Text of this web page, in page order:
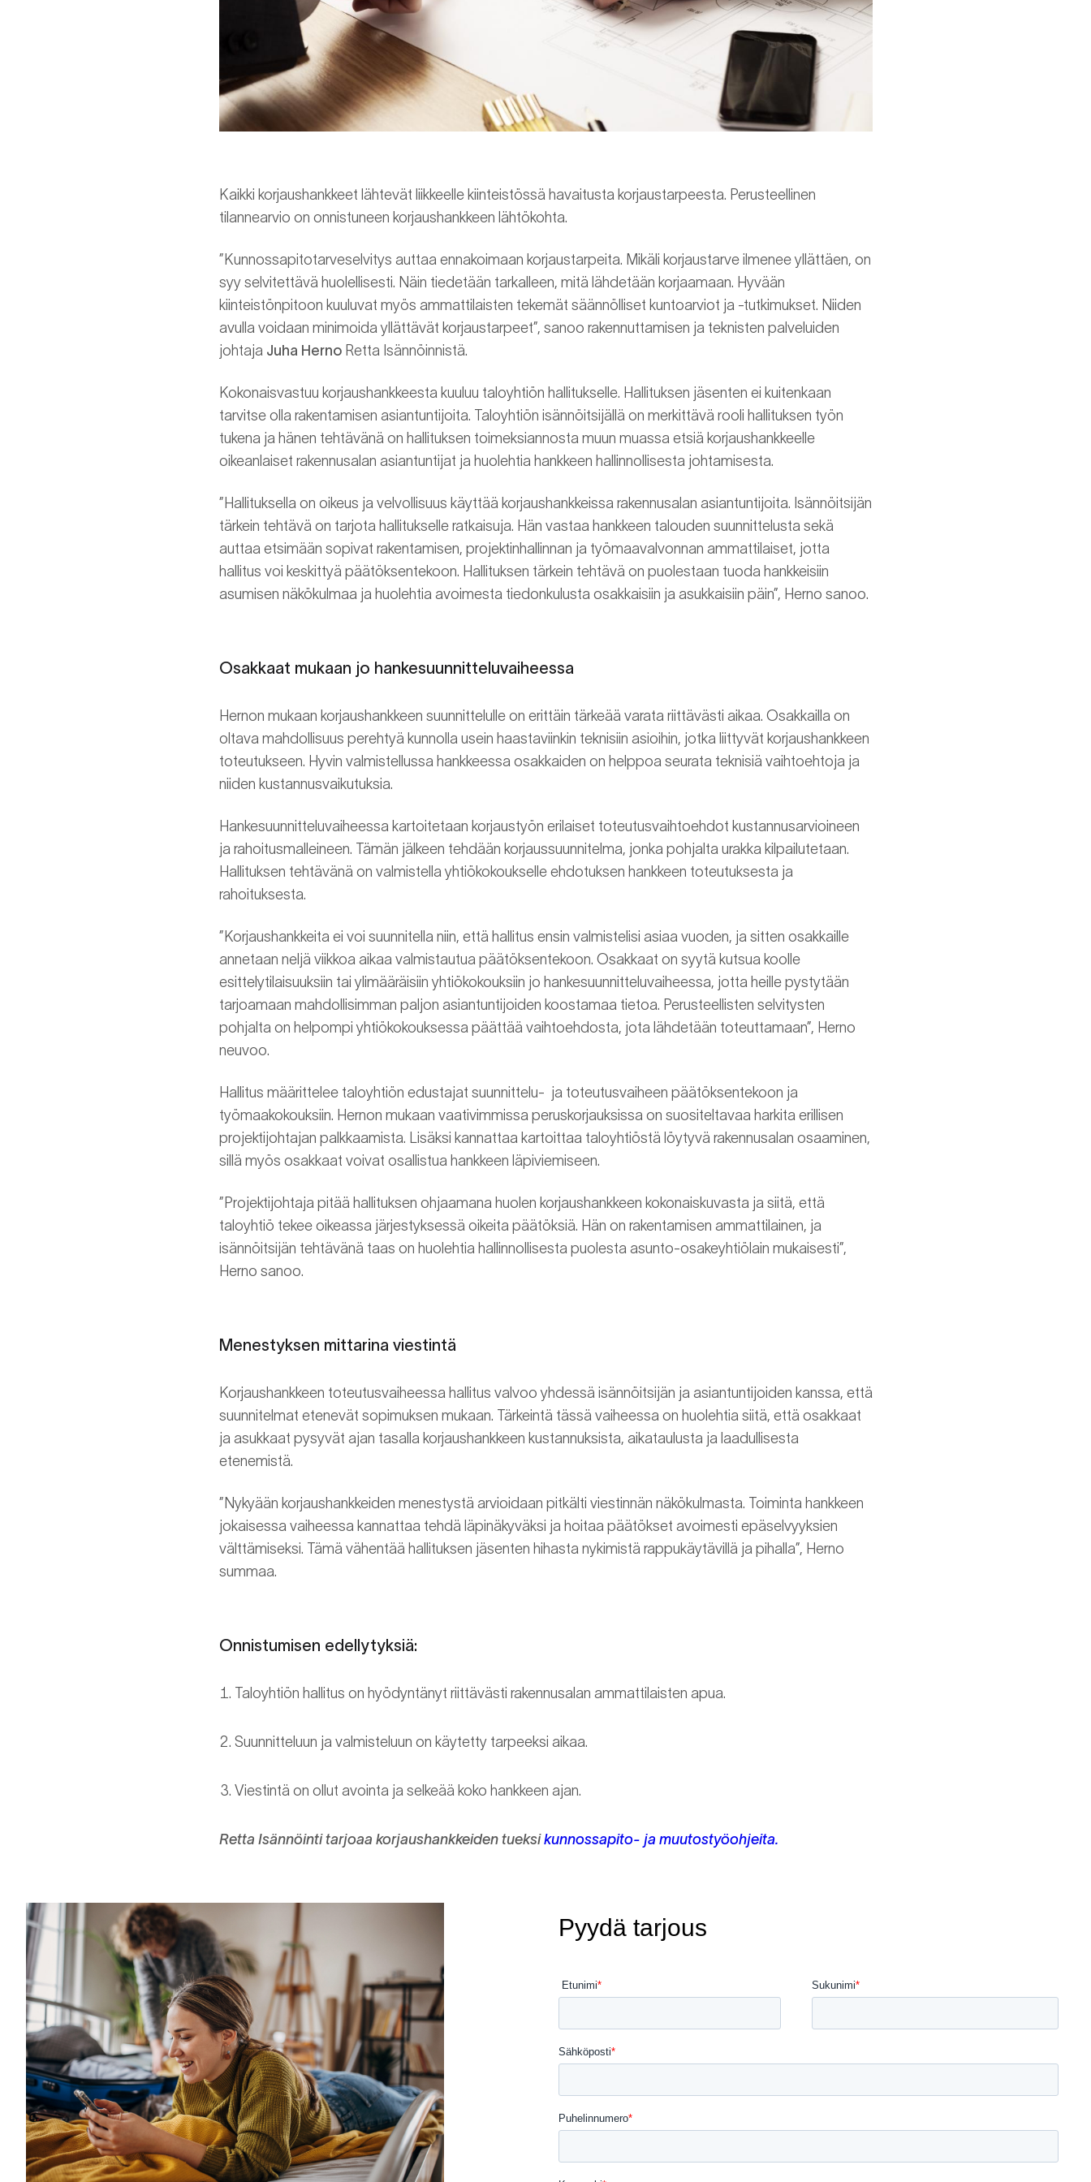
Kaikki korjaushankkeet lähtevät liikkeelle kiinteistössä havaitusta korjaustarpeesta. Perusteellinen
tilannearvio on onnistuneen korjaushankkeen lähtökohta.
”Kunnossapitotarveselvitys auttaa ennakoimaan korjaustarpeita. Mikäli korjaustarve ilmenee yllättäen, on
syy selvitettävä huolellisesti. Näin tiedetään tarkalleen, mitä lähdetään korjaamaan. Hyvään
kiinteistönpitoon kuuluvat myös ammattilaisten tekemät säännölliset kuntoarviot ja -tutkimukset. Niiden
avulla voidaan minimoida yllättävät korjaustarpeet”, sanoo rakennuttamisen ja teknisten palveluiden
johtaja Juha HernoRetta Isännöinnistä.
Kokonaisvastuu korjaushankkeesta kuuluu taloyhtiön hallitukselle. Hallituksen jäsenten ei kuitenkaan
tarvitse olla rakentamisen asiantuntijoita. Taloyhtiön isännöitsijällä on merkittävä rooli hallituksen työn
tukena ja hänen tehtävänä on hallituksen toimeksiannosta muun muassa etsiä korjaushankkeelle
oikeanlaiset rakennusalan asiantuntijat ja huolehtia hankkeen hallinnollisesta johtamisesta.
”Hallituksella on oikeus ja velvollisuus käyttää korjaushankkeissa rakennusalan asiantuntijoita. Isännöitsijän
tärkein tehtävä on tarjota hallitukselle ratkaisuja. Hän vastaa hankkeen talouden suunnittelusta sekä
auttaa etsimään sopivat rakentamisen, projektinhallinnan ja työmaavalvonnan ammattilaiset, jotta
hallitus voi keskittyä päätöksentekoon. Hallituksen tärkein tehtävä on puolestaan tuoda hankkeisiin
asumisen näkökulmaa ja huolehtia avoimesta tiedonkulusta osakkaisiin ja asukkaisiin päin”, Herno sanoo.
Osakkaat mukaan jo hankesuunnitteluvaiheessa
Hernon mukaan korjaushankkeen suunnittelulle on erittäin tärkeää varata riittävästi aikaa. Osakkailla on
oltava mahdollisuus perehtyä kunnolla usein haastaviinkin teknisiin asioihin, jotka liittyvät korjaushankkeen
toteutukseen. Hyvin valmistellussa hankkeessa osakkaiden on helppoa seurata teknisiä vaihtoehtoja ja
niiden kustannusvaikutuksia.
Hankesuunnitteluvaiheessa kartoitetaan korjaustyön erilaiset toteutusvaihtoehdot kustannusarvioineen
ja rahoitusmalleineen. Tämän jälkeen tehdään korjaussuunnitelma, jonka pohjalta urakka kilpailutetaan.
Hallituksen tehtävänä on valmistella yhtiökokoukselle ehdotuksen hankkeen toteutuksesta ja
rahoituksesta.
”Korjaushankkeita ei voi suunnitella niin, että hallitus ensin valmistelisi asiaa vuoden, ja sitten osakkaille
annetaan neljä viikkoa aikaa valmistautua päätöksentekoon. Osakkaat on syytä kutsua koolle
esittelytilaisuuksiin tai ylimääräisiin yhtiökokouksiin jo hankesuunnitteluvaiheessa, jotta heille pystytään
tarjoamaan mahdollisimman paljon asiantuntijoiden koostamaa tietoa. Perusteellisten selvitysten
pohjalta on helpompi yhtiökokouksessa päättää vaihtoehdosta, jota lähdetään toteuttamaan”, Herno
neuvoo.
Hallitus määrittelee taloyhtiön edustajat suunnittelu- ja toteutusvaiheen päätöksentekoon ja
työmaakokouksiin. Hernon mukaan vaativimmissa peruskorjauksissa on suositeltavaa harkita erillisen
projektijohtajan palkkaamista. Lisäksi kannattaa kartoittaa taloyhtiöstä löytyvä rakennusalan osaaminen,
sillä myös osakkaat voivat osallistua hankkeen läpiviemiseen.
”Projektijohtaja pitää hallituksen ohjaamana huolen korjaushankkeen kokonaiskuvasta ja siitä, että
taloyhtiö tekee oikeassa järjestyksessä oikeita päätöksiä. Hän on rakentamisen ammattilainen, ja
isännöitsijän tehtävänä taas on huolehtia hallinnollisesta puolesta asunto-osakeyhtiölain mukaisesti”,
Herno sanoo.
Menestyksen mittarina viestintä
Korjaushankkeen toteutusvaiheessa hallitus valvoo yhdessä isännöitsijän ja asiantuntijoiden kanssa, että
suunnitelmat etenevät sopimuksen mukaan. Tärkeintä tässä vaiheessa on huolehtia siitä, että osakkaat
ja asukkaat pysyvät ajan tasalla korjaushankkeen kustannuksista, aikataulusta ja laadullisesta
etenemistä.
”Nykyään korjaushankkeiden menestystä arvioidaan pitkälti viestinnän näkökulmasta. Toiminta hankkeen
jokaisessa vaiheessa kannattaa tehdä läpinäkyväksi ja hoitaa päätökset avoimesti epäselvyyksien
välttämiseksi. Tämä vähentää hallituksen jäsenten hihasta nykimistä rappukäytävillä ja pihalla”, Herno
summaa.
Onnistumisen edellytyksiä:
Taloyhtiön hallitus on hyödyntänyt riittävästi rakennusalan ammattilaisten apua.
Suunnitteluun ja valmisteluun on käytetty tarpeeksi aikaa.
Viestintä on ollut avointa ja selkeää koko hankkeen ajan.
Retta Isännöinti tarjoaa korjaushankkeiden tueksikunnossapito- ja muutostyöohjeita.